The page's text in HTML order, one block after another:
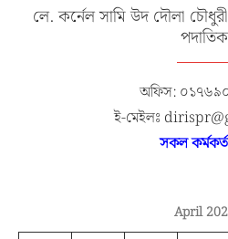
লে. কর্নেল সামি উদ দৌলা
পদাতিক
অফিস:
ই-মেইলঃ
সকল
April